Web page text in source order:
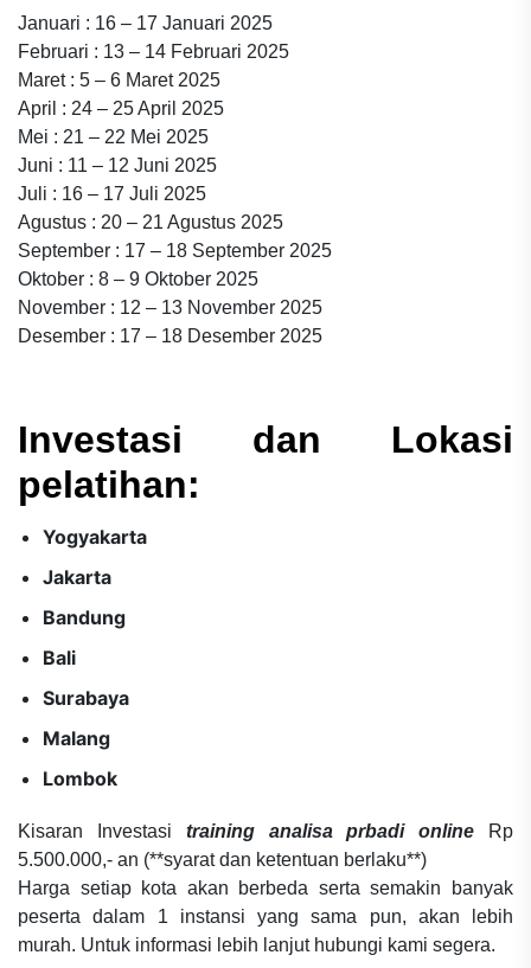
Januari : 16 – 17 Januari 2025
Februari : 13 – 14 Februari 2025
Maret : 5 – 6 Maret 2025
April : 24 – 25 April 2025
Mei : 21 – 22 Mei 2025
Juni : 11 – 12 Juni 2025
Juli : 16 – 17 Juli 2025
Agustus : 20 – 21 Agustus 2025
September : 17 – 18 September 2025
Oktober : 8 – 9 Oktober 2025
November : 12 – 13 November 2025
Desember : 17 – 18 Desember 2025
Investasi dan Lokasi
pelatihan:
Yogyakarta
Jakarta
Bandung
Bali
Surabaya
Malang
Lombok
Kisaran Investasi training analisa prbadi online
Rp
5.500.000,- an (**syarat dan ketentuan berlaku**)
Harga setiap kota akan berbeda serta semakin banyak
peserta dalam 1 instansi yang sama pun, akan lebih
murah. Untuk informasi lebih lanjut hubungi kami segera.